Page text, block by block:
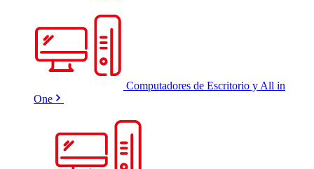
Computadores de Escritorio y All in
One